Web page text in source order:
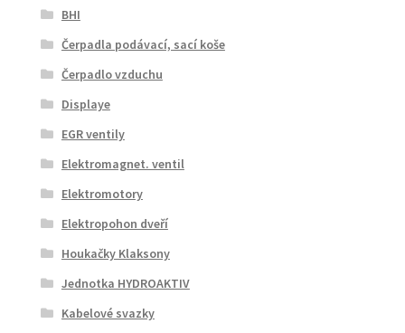
BHI
Čerpadla podávací, sací koše
Čerpadlo vzduchu
Displaye
EGR ventily
Elektromagnet. ventil
Elektromotory
Elektropohon dveří
Houkačky Klaksony
Jednotka HYDROAKTIV
Kabelové svazky